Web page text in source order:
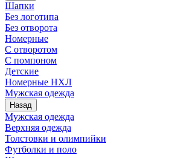
Шапки
Без логотипа
Без отворота
Номерные
С отворотом
С помпоном
Детские
Номерные НХЛ
Мужская одежда
Назад
Мужская одежда
Верхняя одежда
Толстовки и олимпийки
Футболки и поло